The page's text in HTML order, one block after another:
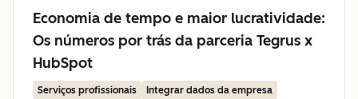
Economia de tempo e maior lucratividade:
Os números por trás da parceria Tegrus x
HubSpot
Serviços profissionais
Integrar dados da empresa